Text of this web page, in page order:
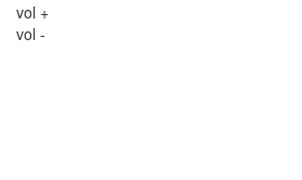
vol +
vol -